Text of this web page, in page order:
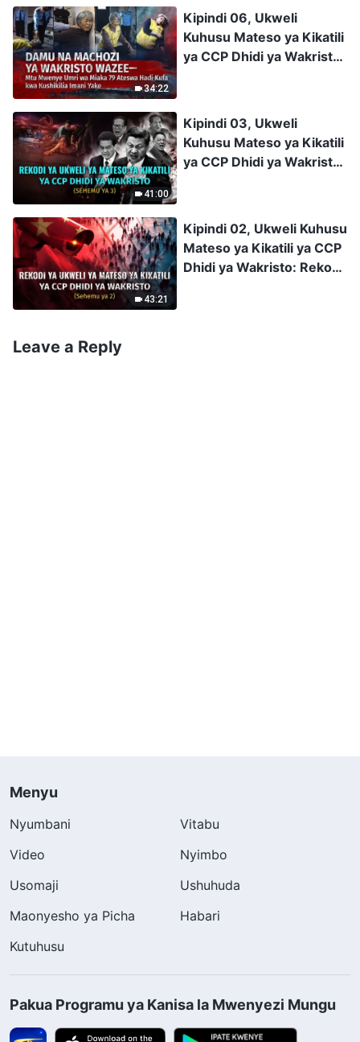
vya Miaka Mitatu kwa
Lengo la Kuliangamiza
Kabisa Kanisa la
Mwenyezi Mungu
34:22
Kipindi 06, Ukweli
Kuhusu Mateso ya Kikatili
ya CCP Dhidi ya Wakristo:
Mwenye Umri wa Miaka
79 Ateswa Hadi Kufa kwa
Kushikilia Imani Yake
41:00
Kipindi 03, Ukweli
Kuhusu Mateso ya Kikatili
ya CCP Dhidi ya Wakristo:
Dhidi ya Wakristo
(Sehemu ya 3)
43:21
Kipindi 02, Ukweli Kuhusu
Mateso ya Kikatili ya CCP
Dhidi ya Wakristo: Rekodi
Leave a Reply
Menyu
Nyumbani
Vitabu
Video
Nyimbo
Usomaji
Ushuhuda
Maonyesho ya Picha
Habari
Kutuhusu
Pakua Programu ya Kanisa la Mwenyezi Mungu